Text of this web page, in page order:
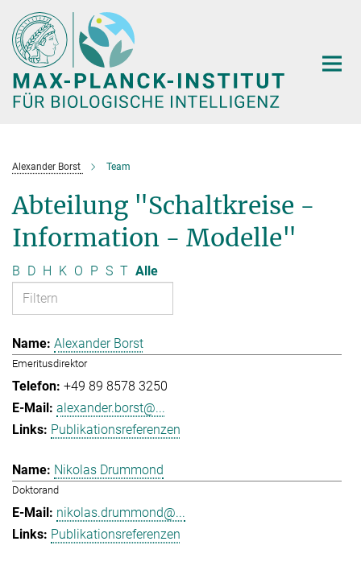
Hauptinhalt
Alexander Borst Team
Abteilung "Schaltkreise -
Information - Modelle"
B D H K O P S T Alle
Alexander Borst
Emeritusdirektor
+49 89 8578 3250
alexander.borst@...
Publikationsreferenzen
Nikolas Drummond
Doktorand
nikolas.drummond@...
Publikationsreferenzen